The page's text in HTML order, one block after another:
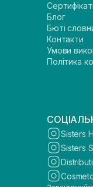
Блог
Бюті
Контакти
Умови
Політика
Sisters
Sisters